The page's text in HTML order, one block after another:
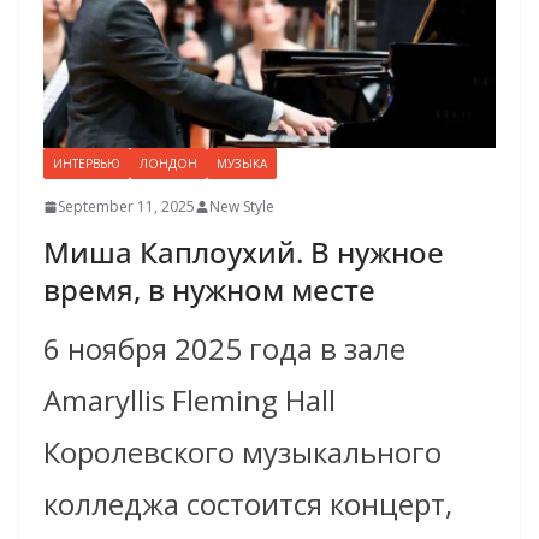
ИНТЕРВЬЮ ЛОНДОН МУЗЫКА
September 11, 2025 New Style
Мишa Каплоухий. В нужное
время, в нужном месте
6 ноября 2025 года в зале
Amaryllis Fleming Hall
Королевского музыкального
колледжа состоится концерт,